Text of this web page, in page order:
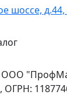
шоссе,
ООО
ОГРН: